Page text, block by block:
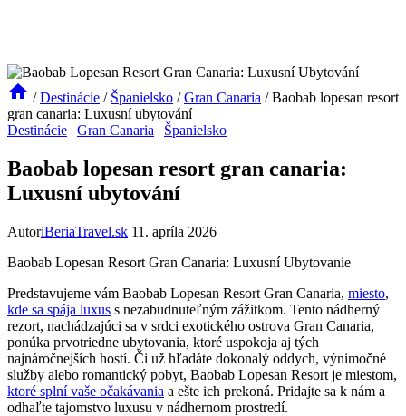
/ Destinácie / Španielsko / Gran Canaria / Baobab lopesan resort
gran canaria: Luxusní ubytování
Destinácie | Gran Canaria | Španielsko
Baobab lopesan resort gran canaria:
Luxusní ubytování
AutoriBeriaTravel.sk 11. apríla 2026
Baobab Lopesan Resort Gran Canaria: Luxusní Ubytovanie
Predstavujeme vám Baobab Lopesan Resort Gran Canaria, miesto,
kde sa spája luxus s nezabudnuteľným zážitkom. Tento nádherný
rezort, nachádzajúci sa v srdci exotického ostrova Gran Canaria,
ponúka prvotriedne ubytovania, ktoré uspokoja aj tých
najnáročnejších hostí. Či už hľadáte dokonalý oddych, výnimočné
služby alebo romantický pobyt, Baobab Lopesan Resort je miestom,
ktoré splní vaše očakávania a ešte ich prekoná. Pridajte sa k nám a
odhaľte tajomstvo luxusu v nádhernom prostredí.